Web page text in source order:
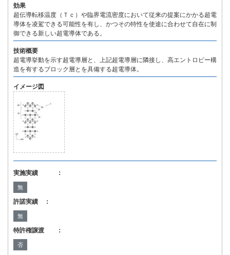
効果
超伝導転移温度（Ｔｃ）や臨界電流密度において従来の提案にかかる超電
導体を凌駕できる可能性を有し、かつその特性を使途に合わせて自在に制
御できる新しい超電導体である。
技術概要
超電導挙動を示す超電導層と、上記超電導層に隣接し、高エントロピー構
造を有するブロック層とを具備する超電導体。
イメージ図
実施実績 ：
無
許諾実績 ：
無
特許権譲渡 ：
否